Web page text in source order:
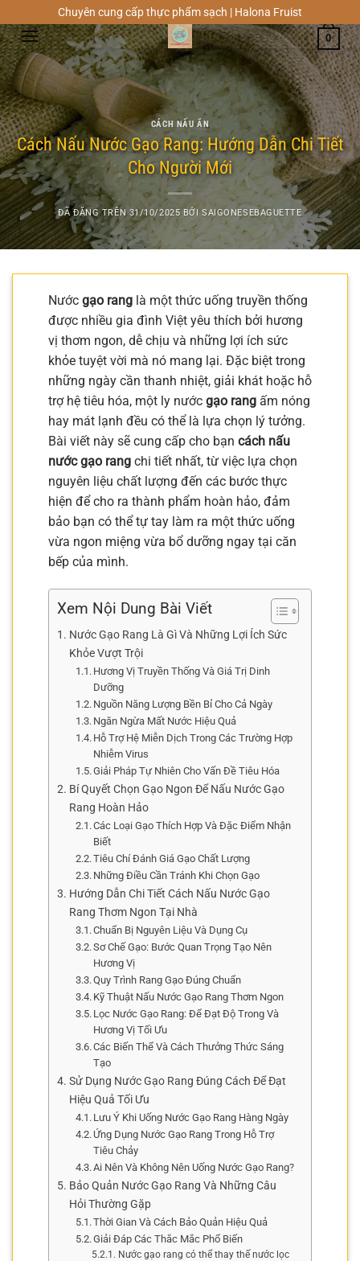
đến
nội
dung
Chuyên cung cấp thực phẩm sạch | Halona Fruist
0
CÁCH NẤU ĂN
Cách Nấu Nước Gạo Rang: Hướng Dẫn Chi Tiết
Cho Người Mới
ĐÃ ĐĂNG TRÊN31/10/2025 BỞISAIGONESEBAGUETTE
Nước gạo rang là một thức uống truyền thống
được nhiều gia đình Việt yêu thích bởi hương
vị thơm ngon, dễ chịu và những lợi ích sức
khỏe tuyệt vời mà nó mang lại. Đặc biệt trong
những ngày cần thanh nhiệt, giải khát hoặc hỗ
trợ hệ tiêu hóa, một ly nước gạo rang ấm nóng
hay mát lạnh đều có thể là lựa chọn lý tưởng.
Bài viết này sẽ cung cấp cho bạn cách nấu
nước gạo rang chi tiết nhất, từ việc lựa chọn
nguyên liệu chất lượng đến các bước thực
hiện để cho ra thành phẩm hoàn hảo, đảm
bảo bạn có thể tự tay làm ra một thức uống
vừa ngon miệng vừa bổ dưỡng ngay tại căn
bếp của mình.
Xem Nội Dung Bài Viết
Nước Gạo Rang Là Gì Và Những Lợi Ích Sức
Khỏe Vượt Trội
Hương Vị Truyền Thống Và Giá Trị Dinh
Dưỡng
Nguồn Năng Lượng Bền Bỉ Cho Cả Ngày
Ngăn Ngừa Mất Nước Hiệu Quả
Hỗ Trợ Hệ Miễn Dịch Trong Các Trường Hợp
Nhiễm Virus
Giải Pháp Tự Nhiên Cho Vấn Đề Tiêu Hóa
Bí Quyết Chọn Gạo Ngon Để Nấu Nước Gạo
Rang Hoàn Hảo
Các Loại Gạo Thích Hợp Và Đặc Điểm Nhận
Biết
Tiêu Chí Đánh Giá Gạo Chất Lượng
Những Điều Cần Tránh Khi Chọn Gạo
Hướng Dẫn Chi Tiết Cách Nấu Nước Gạo
Rang Thơm Ngon Tại Nhà
Chuẩn Bị Nguyên Liệu Và Dụng Cụ
Sơ Chế Gạo: Bước Quan Trọng Tạo Nên
Hương Vị
Quy Trình Rang Gạo Đúng Chuẩn
Kỹ Thuật Nấu Nước Gạo Rang Thơm Ngon
Lọc Nước Gạo Rang: Để Đạt Độ Trong Và
Hương Vị Tối Ưu
Các Biến Thể Và Cách Thưởng Thức Sáng
Tạo
Sử Dụng Nước Gạo Rang Đúng Cách Để Đạt
Hiệu Quả Tối Ưu
Lưu Ý Khi Uống Nước Gạo Rang Hàng Ngày
Ứng Dụng Nước Gạo Rang Trong Hỗ Trợ
Tiêu Chảy
Ai Nên Và Không Nên Uống Nước Gạo Rang?
Bảo Quản Nước Gạo Rang Và Những Câu
Hỏi Thường Gặp
Thời Gian Và Cách Bảo Quản Hiệu Quả
Giải Đáp Các Thắc Mắc Phổ Biến
Nước gạo rang có thể thay thế nước lọc